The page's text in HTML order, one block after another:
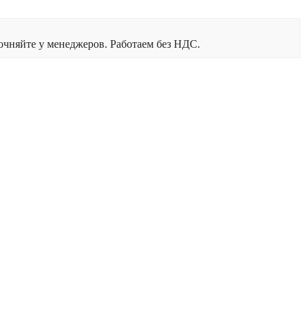
у менеджеров. Работаем без НДС.